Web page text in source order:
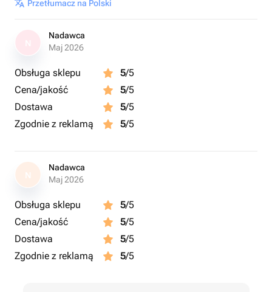
Przetłumacz na Polski
Nadawca
Maj 2026
Obsługa sklepu 5/5
Cena/jakość
5/5
Dostawa
5/5
Zgodnie z reklamą
5/5
N
Nadawca
Maj 2026
Obsługa sklepu 5/5
Cena/jakość
5/5
Dostawa
5/5
Zgodnie z reklamą
5/5